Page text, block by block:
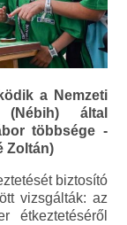
a Nemzeti
(Nébih) által
többsége -
Zoltán)
biztosító
vizsgálták: az
étkeztetéséről